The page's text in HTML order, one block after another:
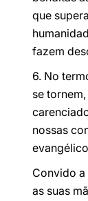
que
fazem
6. No
se
nossas
Convido a
as suas